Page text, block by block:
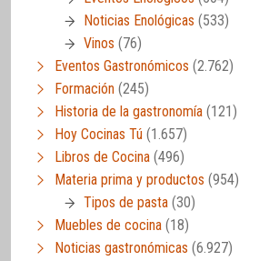
Noticias Enológicas (533)
Vinos (76)
Eventos Gastronómicos (2.762)
Formación (245)
Historia de la gastronomía (121)
Hoy Cocinas Tú (1.657)
Libros de Cocina (496)
Materia prima y productos (954)
Tipos de pasta (30)
Muebles de cocina (18)
Noticias gastronómicas (6.927)